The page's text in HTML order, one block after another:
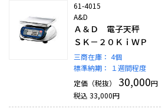
61-4015
A&D
Ａ＆Ｄ 電子天秤
ＳＫ－２０ＫｉＷＰ
三商在庫： 4個
標準納期：
１週間程度
定価（税抜）
30,000円
税込 33,000円